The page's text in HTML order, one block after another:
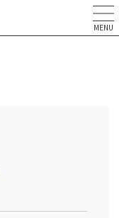
MENU